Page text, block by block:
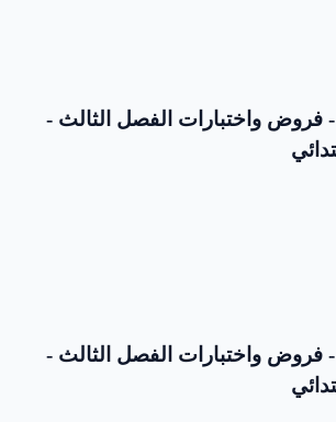
الموضوع رقم 58 - فروض واختبارات الفصل الثالث -
الموضوع رقم 57 - فروض واختبارات الفصل الثالث -